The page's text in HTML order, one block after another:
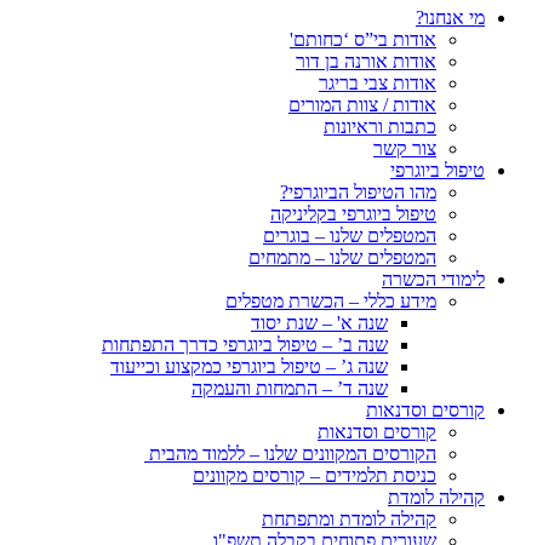
מי אנחנו?
אודות בי”ס ‘כחותם'
אודות אורנה בן דור
אודות צבי בריגר
אודות / צוות המורים
כתבות וראיונות
צור קשר
טיפול ביוגרפי
מהו הטיפול הביוגרפי?
טיפול ביוגרפי בקליניקה
המטפלים שלנו – בוגרים
המטפלים שלנו – מתמחים
לימודי הכשרה
מידע כללי – הכשרת מטפלים
שנה א' – שנת יסוד
שנה ב’ – טיפול ביוגרפי כדרך התפתחות
שנה ג’ – טיפול ביוגרפי כמקצוע וכייעוד
שנה ד’ – התמחות והעמקה
קורסים וסדנאות
קורסים וסדנאות
הקורסים המקוונים שלנו – ללמוד מהבית
כניסת תלמידים – קורסים מקוונים
קהילה לומדת
קהילה לומדת ומתפתחת